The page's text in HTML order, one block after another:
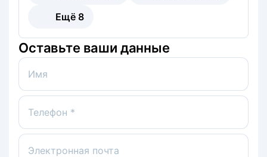
Ещё 8
Оставьте ваши данные
Имя
Телефон *
Электронная почта